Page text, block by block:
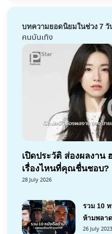
บทความยอดนิยมในช่วง 7 วั
คนบันเทิง
เปิดประวัติ ส่องผลงาน
เรื่องไหนที่คุณชื่นชอบ?
28 July 2026
รวม 10
ห้ามพลา
26 July 2023